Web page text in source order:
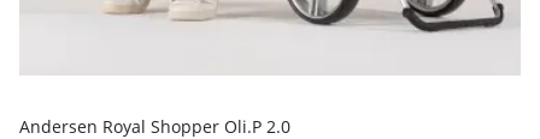
Andersen Royal Shopper Oli.P 2.0